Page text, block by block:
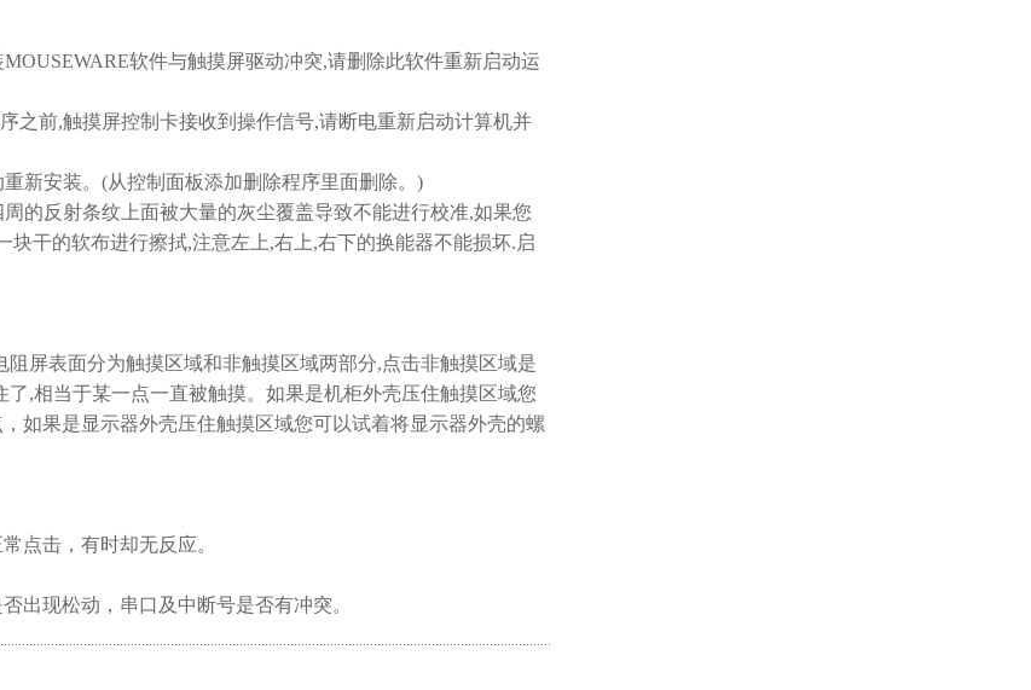
软件与触摸屏驱动冲突,请删除此软件重新启动运
前,触摸屏控制卡接收到操作信号,请断电重新启动计算机并
安装。(从控制面板添加删除程序里面删除。)
反射条纹上面被大量的灰尘覆盖导致不能进行校准,如果您
干的软布进行擦拭,注意左上,右上,右下的换能器不能损坏.启
表面分为触摸区域和非触摸区域两部分,点击非触摸区域是
,相当于某一点一直被触摸。如果是机柜外壳压住触摸区域您
如果是显示器外壳压住触摸区域您可以试着将显示器外壳的螺
击，有时却无反应。
现松动，串口及中断号是否有冲突。